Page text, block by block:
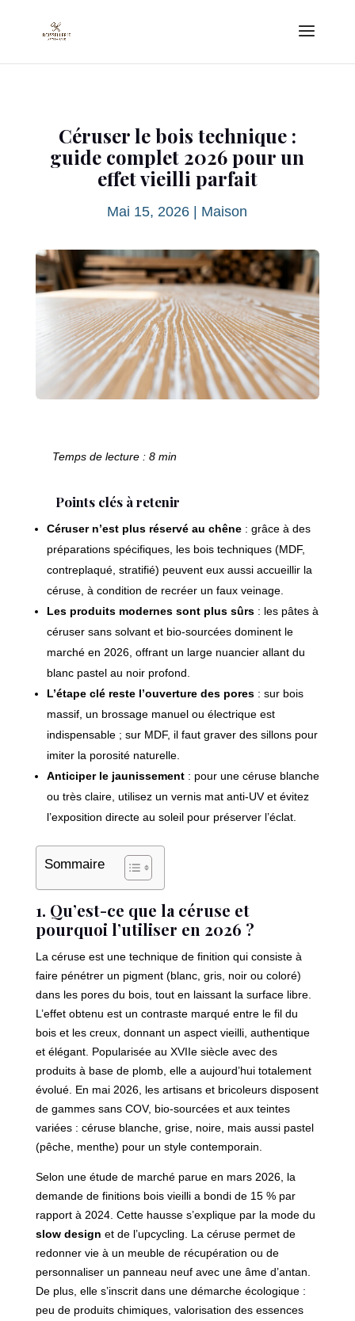
Céruser le bois technique :
guide complet 2026 pour un
effet vieilli parfait
Mai 15, 2026 Maison
Temps de lecture : 8 min
Points clés à retenir
Céruser n’est plus réservé au chêne: grâce à des
préparations spécifiques, les bois techniques (MDF,
contreplaqué, stratifié) peuvent eux aussi accueillir la
céruse, à condition de recréer un faux veinage.
Les produits modernes sont plus sûrs: les pâtes à
céruser sans solvant et bio-sourcées dominent le
marché en 2026, offrant un large nuancier allant du
blanc pastel au noir profond.
L’étape clé reste l’ouverture des pores: sur bois
massif, un brossage manuel ou électrique est
indispensable ; sur MDF, il faut graver des sillons pour
imiter la porosité naturelle.
Anticiper le jaunissement: pour une céruse blanche
ou très claire, utilisez un vernis mat anti-UV et évitez
l’exposition directe au soleil pour préserver l’éclat.
Sommaire
1. Qu’est-ce que la céruse et
pourquoi l’utiliser en 2026 ?
La céruse est une technique de finition qui consiste à
faire pénétrer un pigment (blanc, gris, noir ou coloré)
dans les pores du bois, tout en laissant la surface libre.
L’effet obtenu est un contraste marqué entre le fil du
bois et les creux, donnant un aspect vieilli, authentique
et élégant. Popularisée au XVIIe siècle avec des
produits à base de plomb, elle a aujourd’hui totalement
évolué. En mai 2026, les artisans et bricoleurs disposent
de gammes sans COV, bio-sourcées et aux teintes
variées : céruse blanche, grise, noire, mais aussi pastel
(pêche, menthe) pour un style contemporain.
Selon une étude de marché parue en mars 2026, la
demande de finitions bois vieilli a bondi de 15 % par
rapport à 2024. Cette hausse s’explique par la mode du
slow design et de l’upcycling. La céruse permet de
redonner vie à un meuble de récupération ou de
personnaliser un panneau neuf avec une âme d’antan.
De plus, elle s’inscrit dans une démarche écologique :
peu de produits chimiques, valorisation des essences